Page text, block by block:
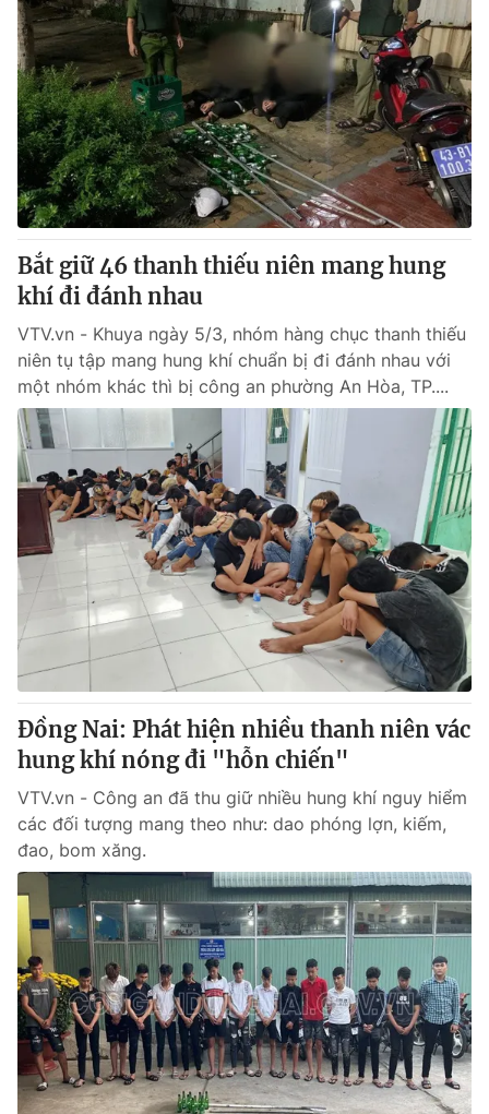
Bắt giữ 46 thanh thiếu niên mang hung
khí đi đánh nhau
VTV.vn - Khuya ngày 5/3, nhóm hàng chục thanh thiếu
niên tụ tập mang hung khí chuẩn bị đi đánh nhau với
một nhóm khác thì bị công an phường An Hòa, TP....
Đồng Nai: Phát hiện nhiều thanh niên vác
hung khí nóng đi "hỗn chiến"
VTV.vn - Công an đã thu giữ nhiều hung khí nguy hiểm
các đối tượng mang theo như: dao phóng lợn, kiếm,
đao, bom xăng.